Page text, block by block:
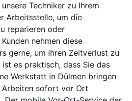
Techniker zu Ihrem
Arbeitsstelle, um die
reparieren oder
nehmen diese
gerne, um ihren Zeitverlust zu
es praktisch, dass Sie das
Werkstatt in Dülmen bringen
Arbeiten sofort vor Ort